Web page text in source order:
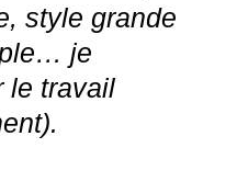
style grande
je
le travail